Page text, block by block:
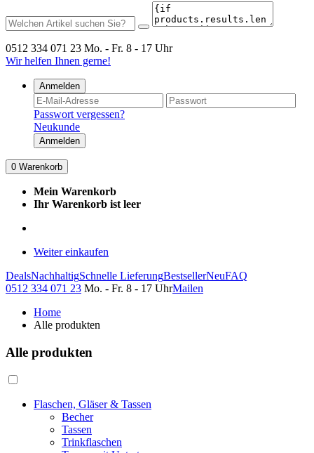
0512 334 071 23 Mo. - Fr. 8 - 17 Uhr
Wir helfen Ihnen gerne!
Anmelden
Passwort vergessen?
Neukunde
Anmelden
0 Warenkorb
Mein Warenkorb
Ihr Warenkorb ist leer
Weiter einkaufen
DealsNachhaltigSchnelle LieferungBestsellerNeuFAQ
0512 334 071 23 Mo. - Fr. 8 - 17 UhrMailen
Home
Alle produkten
Alle produkten
Flaschen, Gläser & Tassen
Becher
Tassen
Trinkflaschen